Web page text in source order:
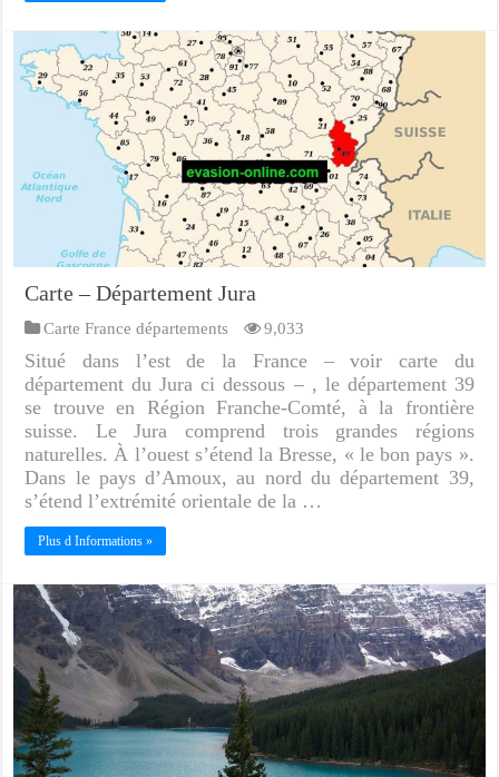
Carte – Département Jura
Carte France départements 9,033
Situé dans l’est de la France – voir carte du
département du Jura ci dessous – , le département 39
se trouve en Région Franche-Comté, à la frontière
suisse. Le Jura comprend trois grandes régions
naturelles. À l’ouest s’étend la Bresse, « le bon pays ».
Dans le pays d’Amoux, au nord du département 39,
s’étend l’extrémité orientale de la …
Plus d Informations »